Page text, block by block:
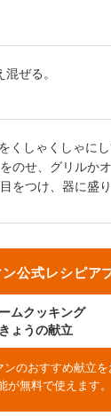
ぜる。
くしゃくしゃにし
のせ、グリルか
をつけ、器に盛り
ムクッキング
きょうの献立
公式レシピア
ンのおすすめ献立を
が無料で使えます。